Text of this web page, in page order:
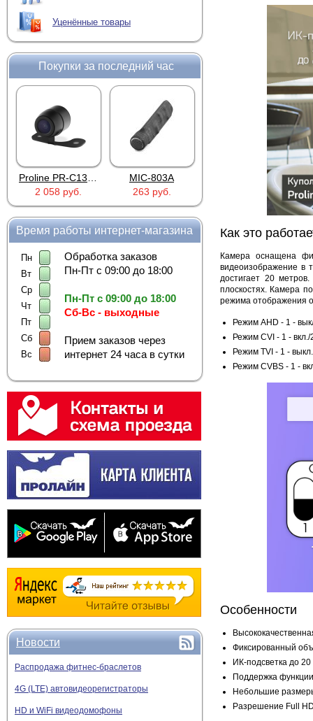
Уценённые товары
Покупки за последний час
2 058 руб.
MIC-803A
263 руб.
4PIN(п)/2RCA(м)+DJK-11(п)
Время работы интернет-магазина
Пн
Вт
Ср
Чт
Пт
Сб
Вс
Обработка заказов
Пн-Пт с 09:00 до 18:00
Пн-Пт с 09:00 до 18:00
Сб-Вс - выходные
Прием заказов через
интернет 24 часа в сутки
Новости
Распродажа фитнес-браслетов
4G (LTE) автовидеорегистраторы
HD и WiFi видеодомофоны
Как это
Камера оснащена
видеоизображение в
достигает 20
плоскостях. Камера
режима отображения
Режим AHD - 1 -
Режим CVI - 1 - вкл./
Режим TVI - 1 -
Режим CVBS - 1 -
Особенности
Фиксированный
ИК-подсветка до
Поддержка
Небольшие
Разрешение Full